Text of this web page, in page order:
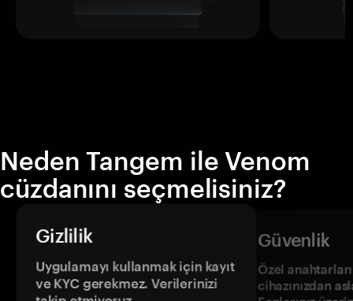
Neden Tangem ile Venom
cüzdanını seçmelisiniz?
Gizlilik
Uygulamayı kullanmak için kayıt
ve KYC gerekmez. Verilerinizi
Güvenlik
Özel
cihazınızdan